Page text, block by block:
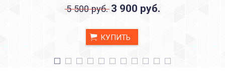
5 500 руб. 3 900 руб.
КУПИТЬ